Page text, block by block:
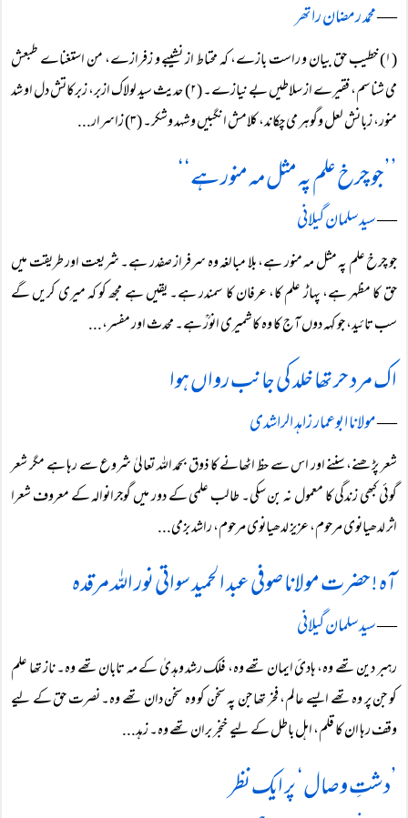
―محمد رمضان راتھر
(۱) خطیب حق بیان و راست بازے، کہ محتاط از نشیبے و زفرازے، من استغناے طبعش
می شناسم، فقیرے از سلاطیں بے نیازے۔ (۲) حدیث سید لولاک ازبر، زبرکاتش دل او شد
منور، زبانش لعل وگوہر می چکاند، کلامش انگبیں وشہد وشکر۔ (۳) زاسرار...
’’ جو چرخ علم پہ مثل مہ منور ہے‘‘
―سید سلمان گیلانی
جو چرخ علم پہ مثل مہ منور ہے، بلا مبالغہ وہ سرفراز صفدر ہے۔ شریعت اور طریقت میں
حق کا مظہر ہے، پہاڑ علم کا، عرفان کا سمندر ہے۔ یقیں ہے مجھ کو کہ میری کریں گے
سب تائید، جو کہہ دوں آج کا وہ کاشمیری انورؒ ہے۔ محدث اور مفسر،...
اک مرد حر تھا خلد کی جانب رواں ہوا
―مولانا ابوعمار زاہد الراشدی
شعر پڑھنے، سننے اور اس سے حظ اٹھانے کا ذوق بحمد اللہ تعالیٰ شروع سے رہا ہے مگر شعر
گوئی کبھی زندگی کا معمول نہ بن سکی۔ طالب علمی کے دور میں گوجرانوالہ کے معروف شعرا
اثر لدھیانوی مرحوم، عزیز لدھیانوی مرحوم، راشد بزمی...
آہ ! حضرت مولانا صوفی عبد الحمید سواتی نور اللہ مرقدہ
―سید سلمان گیلانی
رہبر دین تھے وہ، ہادئ ایمان تھے وہ، فلک رشد وہدیٰ کے مہ تابان تھے وہ۔ ناز تھا علم
کو جن پر وہ تھے ایسے عالم، فخر تھا جن پہ سخن کو وہ سخن دان تھے وہ۔ نصرت حق کے لیے
وقف رہا ان کا قلم، اہل باطل کے لیے خنجر بران تھے وہ۔ زہد...
’دشتِ وصال‘ پر ایک نظر